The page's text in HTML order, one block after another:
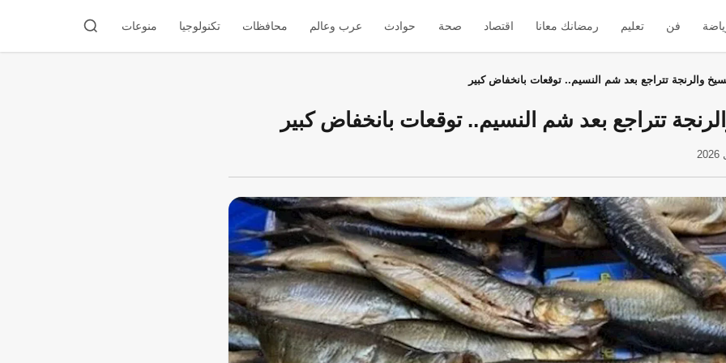
فن تعليم رمضانك معانا اقتصاد صحة حوادث عرب وعالم محافظات تكنولوجيا منوعات
والرنجة تتراجع بعد شم النسيم.. توقعات بانخفاض كبير
تتراجع بعد شم النسيم.. توقعات بانخفاض كبير